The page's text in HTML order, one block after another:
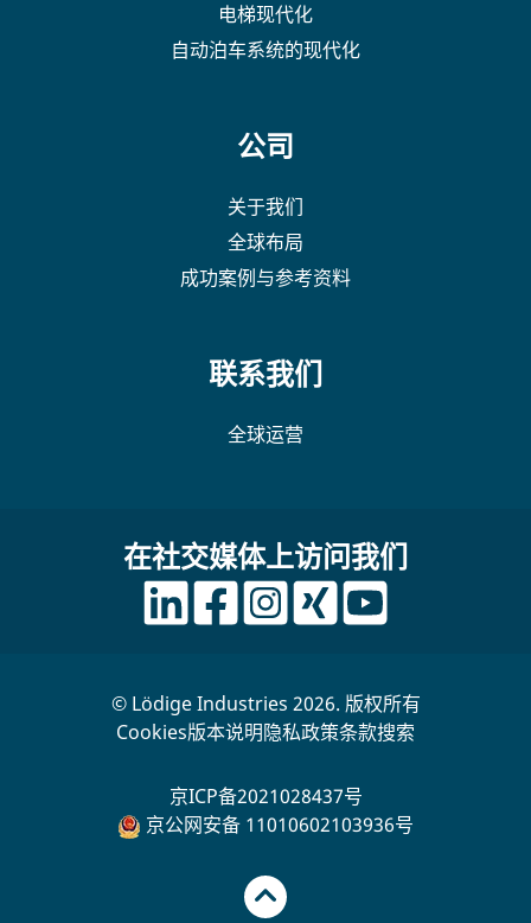
电梯现代化
自动泊车系统的现代化
公司
关于我们
全球布局
成功案例与参考资料
联系我们
全球运营
在社交媒体上访问我们
© Lödige Industries 2026. 版权所有
Cookies版本说明隐私政策条款搜索
京ICP备2021028437号
京公网安备 11010602103936号